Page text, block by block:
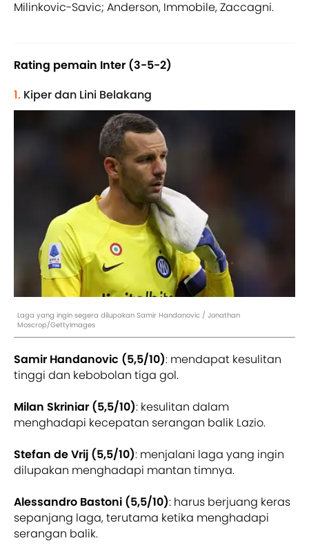
Milinkovic-Savic; Anderson, Immobile, Zaccagni.
Rating pemain Inter (3-5-2)
1. Kiper dan Lini Belakang
Laga yang ingin segera dilupakan Samir Handanovic / Jonathan
Moscrop/GettyImages
Samir Handanovic (5,5/10): mendapat kesulitan
tinggi dan kebobolan tiga gol.
Milan Skriniar (5,5/10): kesulitan dalam
menghadapi kecepatan serangan balik Lazio.
Stefan de Vrij (5,5/10): menjalani laga yang ingin
dilupakan menghadapi mantan timnya.
Alessandro Bastoni (5,5/10): harus berjuang keras
sepanjang laga, terutama ketika menghadapi
serangan balik.